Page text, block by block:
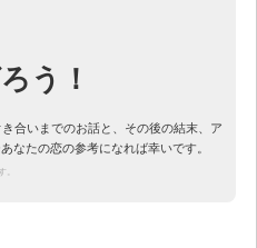
う！
合いまでのお話と、その後の結末、ア
なたの恋の参考になれば幸いです。
。